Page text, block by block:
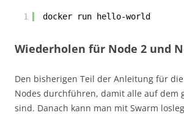
1 docker run hello-world
Wiederholen für Node 2 und
Den bisherigen Teil der Anleitung für
Nodes durchführen, damit alle auf dem
sind. Danach kann man mit Swarm